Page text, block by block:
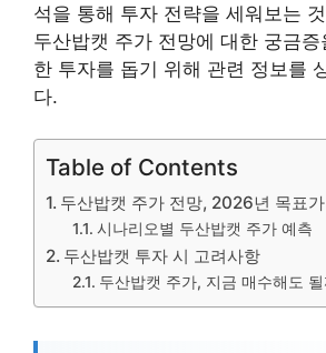
석을 통해 투자 전략을 세워보는
두산밥캣 주가 전망에 대한 궁금
한 투자를 돕기 위해 관련 정보를
다.
Table of Contents
두산밥캣 주가 전망, 2026년 목표
시나리오별 두산밥캣 주가 예측
두산밥캣 투자 시 고려사항
두산밥캣 주가, 지금 매수해도